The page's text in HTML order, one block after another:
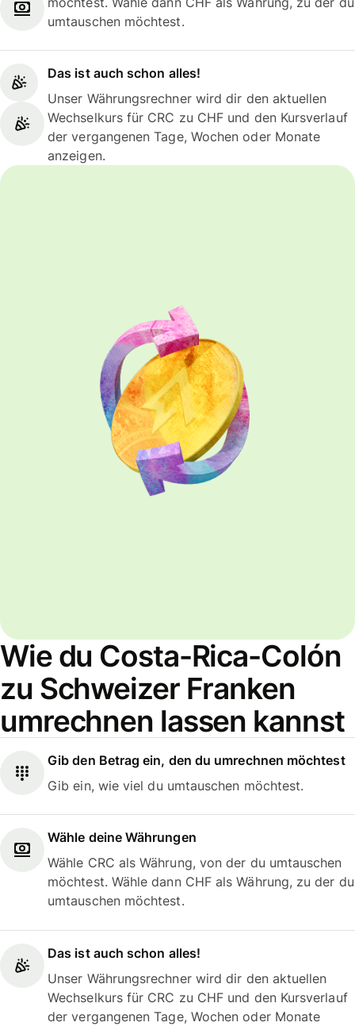
umtauschen möchtest.
Das ist auch schon alles!
Unser Währungsrechner wird dir den aktuellen
Wechselkurs für CRC zu CHF und den Kursverlauf
der vergangenen Tage, Wochen oder Monate
anzeigen.
Wie du Costa-Rica-Colón
zu Schweizer Franken
umrechnen lassen kannst
Gib den Betrag ein, den du umrechnen möchtest
Gib ein, wie viel du umtauschen möchtest.
Wähle deine Währungen
Wähle CRC als Währung, von der du umtauschen
möchtest. Wähle dann CHF als Währung, zu der du
umtauschen möchtest.
Das ist auch schon alles!
Unser Währungsrechner wird dir den aktuellen
Wechselkurs für CRC zu CHF und den Kursverlauf
der vergangenen Tage, Wochen oder Monate